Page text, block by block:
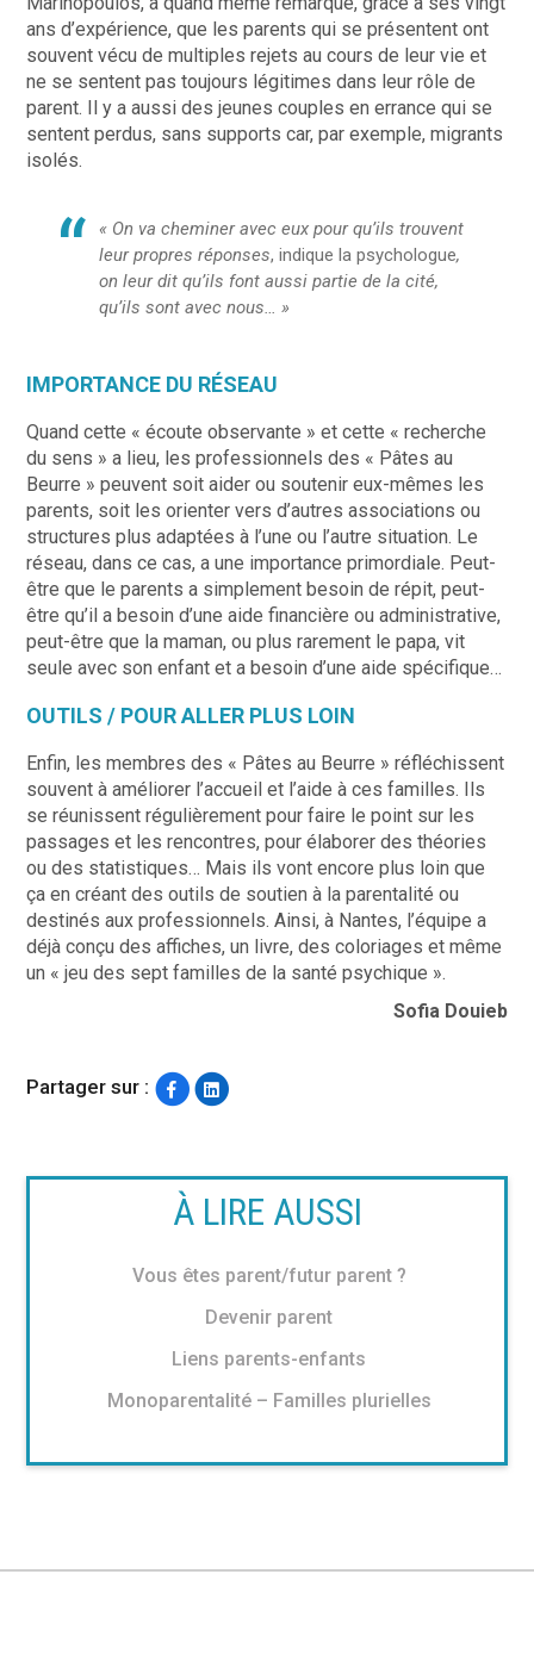
ans d’expérience, que les parents qui se présentent ont
souvent vécu de multiples rejets au cours de leur vie et
ne se sentent pas toujours légitimes dans leur rôle de
parent. Il y a aussi des jeunes couples en errance qui se
sentent perdus, sans supports car, par exemple, migrants
isolés.
« On va cheminer avec eux pour qu’ils trouvent
leur propres réponses, indique la psychologue,
on leur dit qu’ils font aussi partie de la cité,
qu’ils sont avec nous… »
IMPORTANCE DU RÉSEAU
Quand cette « écoute observante » et cette « recherche
du sens » a lieu, les professionnels des « Pâtes au
Beurre » peuvent soit aider ou soutenir eux-mêmes les
parents, soit les orienter vers d’autres associations ou
structures plus adaptées à l’une ou l’autre situation. Le
réseau, dans ce cas, a une importance primordiale. Peut-
être que le parents a simplement besoin de répit, peut-
être qu’il a besoin d’une aide financière ou administrative,
peut-être que la maman, ou plus rarement le papa, vit
seule avec son enfant et a besoin d’une aide spécifique…
OUTILS / POUR ALLER PLUS LOIN
Enfin, les membres des « Pâtes au Beurre » réfléchissent
souvent à améliorer l’accueil et l’aide à ces familles. Ils
se réunissent régulièrement pour faire le point sur les
passages et les rencontres, pour élaborer des théories
ou des statistiques… Mais ils vont encore plus loin que
ça en créant des outils de soutien à la parentalité ou
destinés aux professionnels. Ainsi, à Nantes, l’équipe a
déjà conçu des affiches, un livre, des coloriages et même
un « jeu des sept familles de la santé psychique ».
Sofia Douieb
Partager sur :
À LIRE AUSSI
Vous êtes parent/futur parent ?
Devenir parent
Liens parents-enfants
Monoparentalité – Familles plurielles